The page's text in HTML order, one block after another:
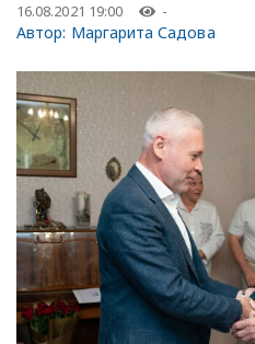
16.08.2021 19:00 -
Автор: Маргарита Садова